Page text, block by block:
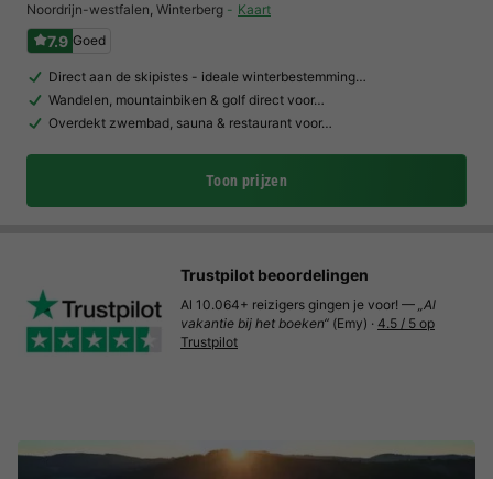
Noordrijn-westfalen, Winterberg Kaart
7.9 Goed
Direct aan de skipistes - ideale winterbestemming…
Wandelen, mountainbiken & golf direct voor…
Overdekt zwembad, sauna & restaurant voor…
Toon prijzen
Trustpilot beoordelingen
Al 10.064+ reizigers gingen je voor! — „Al
vakantie bij het boeken“ (Emy) · 4.5 / 5 op
Trustpilot